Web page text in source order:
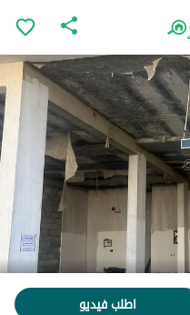
اطلب فيديو